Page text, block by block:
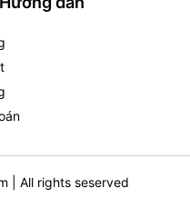
| All rights seserved